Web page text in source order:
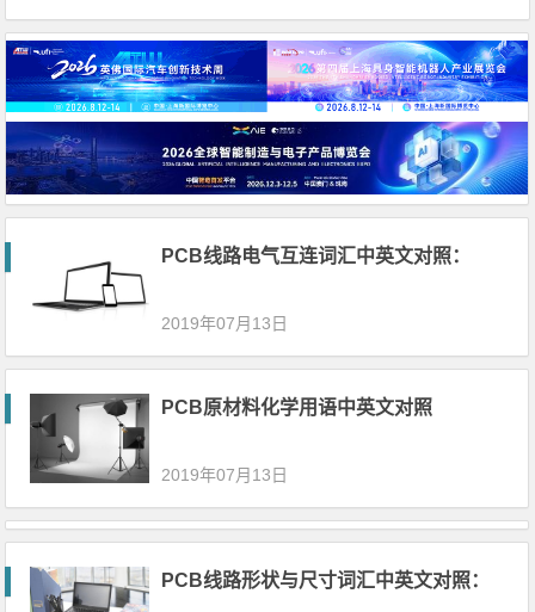
PCB线路电气互连词汇中英文对照：
2019年07月13日
PCB原材料化学用语中英文对照
2019年07月13日
PCB线路形状与尺寸词汇中英文对照：